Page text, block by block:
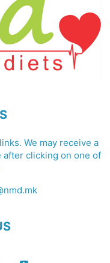
We may receive a
after clicking on one of